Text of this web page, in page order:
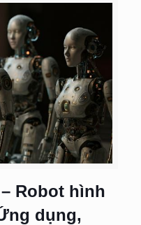
Robot hình
dụng,